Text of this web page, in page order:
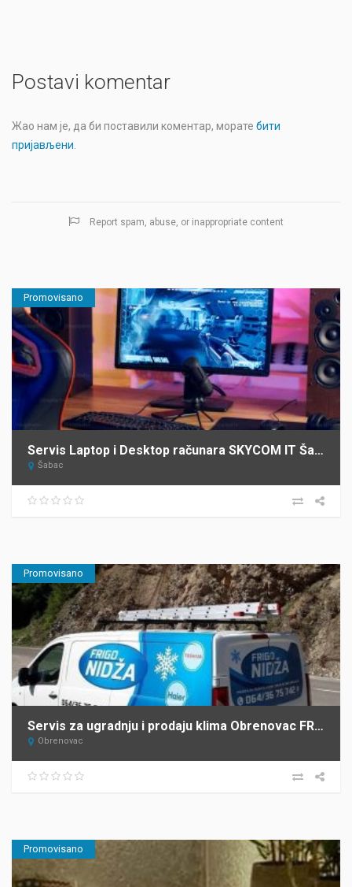
Postavi komentar
Жао нам је, да би поставили коментар, морате бити
пријављени
Report spam, abuse, or inappropriate content
Promovisano
Servis Laptop i Desktop računara SKYCOM IT Šabac
Šabac
Promovisano
Servis za ugradnju i prodaju klima Obrenovac FRIGO NIDŽA
Obrenovac
Promovisano